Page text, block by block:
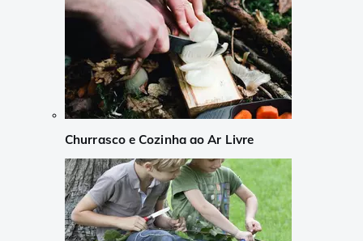
Churrasco e Cozinha ao Ar Livre